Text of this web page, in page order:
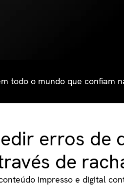
todo o mundo que confiam
erros de
de
impresso e digital